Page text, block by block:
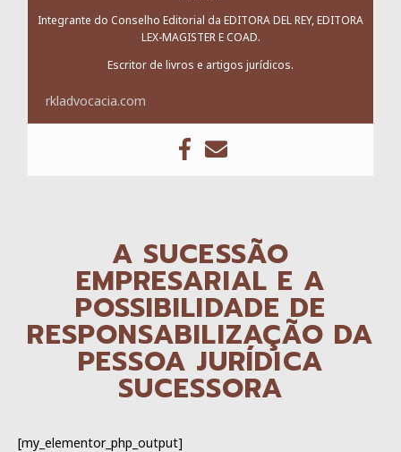
Integrante do Conselho Editorial da EDITORA DEL REY, EDITORA
LEX-MAGISTER E COAD.
Escritor de livros e artigos jurídicos.
rkladvocacia.com
A SUCESSÃO
EMPRESARIAL E A
POSSIBILIDADE DE
RESPONSABILIZAÇÃO DA
PESSOA JURÍDICA
SUCESSORA
[my_elementor_php_output]